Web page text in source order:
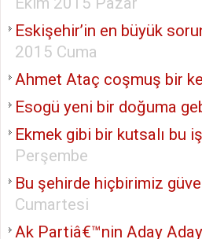
Eskişehir’in en büyük
2015 Cuma
Ahmet Ataç coşmuş bir
Esogü yeni bir doğuma
Ekmek gibi bir kutsalı bu
Perşembe
Bu şehirde hiçbirimiz
Cumartesi
Ak Partiâ€™nin Aday